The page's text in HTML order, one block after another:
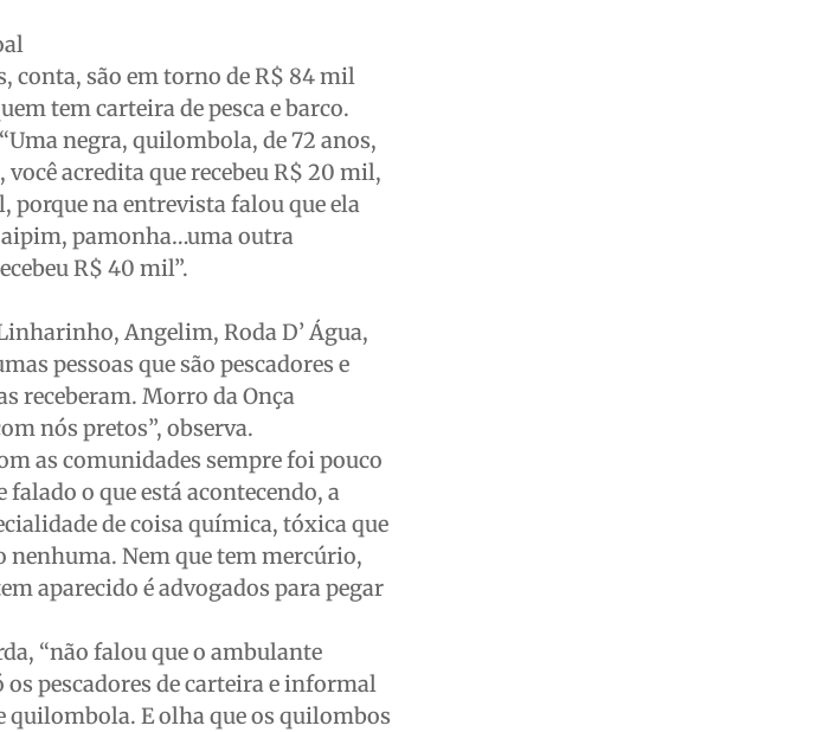
conta, são em torno de R$ 84 mil
tem carteira de pesca e barco.
negra, quilombola, de 72 anos,
acredita que recebeu R$ 20 mil,
porque na entrevista falou que ela
aipim, pamonha…uma outra
R$ 40 mil”.
Angelim, Roda D’ Água,
pessoas que são pescadores e
receberam. Morro da Onça
nós pretos”, observa.
as comunidades sempre foi pouco
o que está acontecendo, a
de coisa química, tóxica que
nenhuma. Nem que tem mercúrio,
aparecido é advogados para pegar
“não falou que o ambulante
pescadores de carteira e informal
E olha que os quilombos